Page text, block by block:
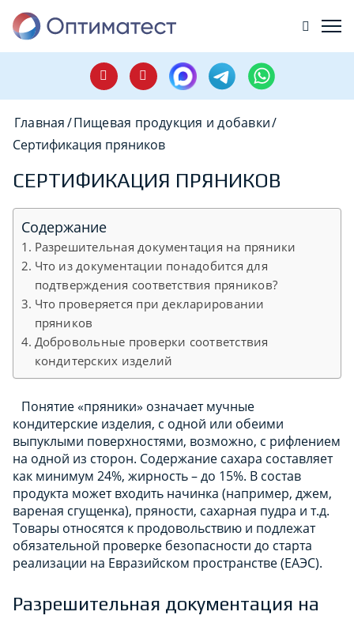
Главная/Пищевая продукция и добавки/
Сертификация пряников
СЕРТИФИКАЦИЯ ПРЯНИКОВ
Содержание
Разрешительная документация на пряники
Что из документации понадобится для
подтверждения соответствия пряников?
Что проверяется при декларировании
пряников
Добровольные проверки соответствия
кондитерских изделий
Понятие «пряники» означает мучные
кондитерские изделия, с одной или обеими
выпуклыми поверхностями, возможно, с рифлением
на одной из сторон. Содержание сахара составляет
как минимум 24%, жирность – до 15%. В состав
продукта может входить начинка (например, джем,
вареная сгущенка), пряности, сахарная пудра и т.д.
Товары относятся к продовольствию и подлежат
обязательной проверке безопасности до старта
реализации на Евразийском пространстве (ЕАЭС).
Разрешительная документация на